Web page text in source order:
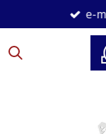
al
contenuto
e-